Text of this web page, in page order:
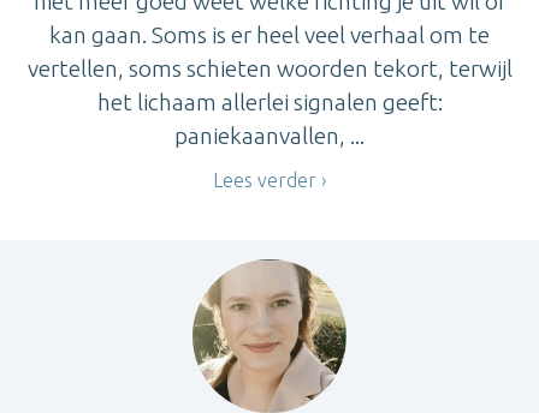
kan gaan. Soms is er heel veel verhaal om te
vertellen, soms schieten woorden tekort, terwijl
het lichaam allerlei signalen geeft:
paniekaanvallen, ...
Lees verder